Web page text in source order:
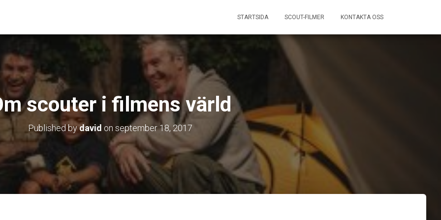
STARTSIDA SCOUT-FILMER KONTAKTA OSS
scouter i filmens värld
Published bydavid on september 18, 2017